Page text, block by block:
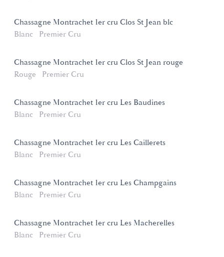
Chassagne Montrachet 1er cru Clos St Jean blc
Blanc
Premier Cru
Chassagne Montrachet 1er cru Clos St Jean rouge
Rouge
Premier Cru
Chassagne Montrachet 1er cru Les Baudines
Blanc
Premier Cru
Chassagne Montrachet 1er cru Les Caillerets
Blanc
Premier Cru
Chassagne Montrachet 1er cru Les Champgains
Blanc
Premier Cru
Chassagne Montrachet 1er cru Les Macherelles
Blanc
Premier Cru